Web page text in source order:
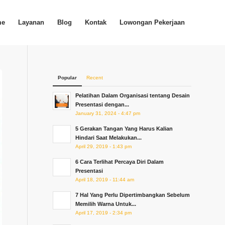
Layanan Blog Kontak Lowongan Pekerjaan
Popular Recent
Pelatihan Dalam Organisasi tentang Desain
Presentasi dengan...
January 31, 2024 - 4:47 pm
5 Gerakan Tangan Yang Harus Kalian
Hindari Saat Melakukan...
April 29, 2019 - 1:43 pm
6 Cara Terlihat Percaya Diri Dalam
Presentasi
April 18, 2019 - 11:44 am
7 Hal Yang Perlu Dipertimbangkan Sebelum
Memilih Warna Untuk...
April 17, 2019 - 2:34 pm